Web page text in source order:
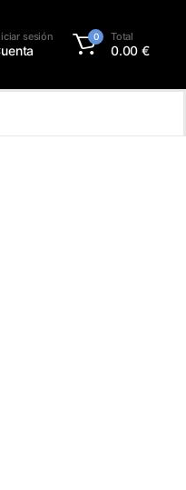
sesión 0 Total
0.00€